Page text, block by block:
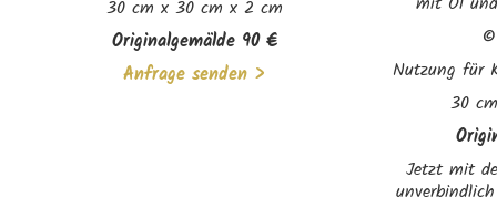
30 cm x 30 cm x 2 cm
Originalgemälde 90 €
Anfrage senden >
Nutzung für
30
Jetzt mit